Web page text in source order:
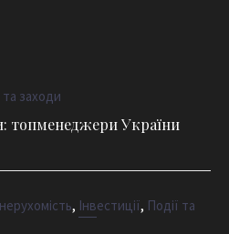
та заходи
топменеджери України
, Інвестиції, Події та